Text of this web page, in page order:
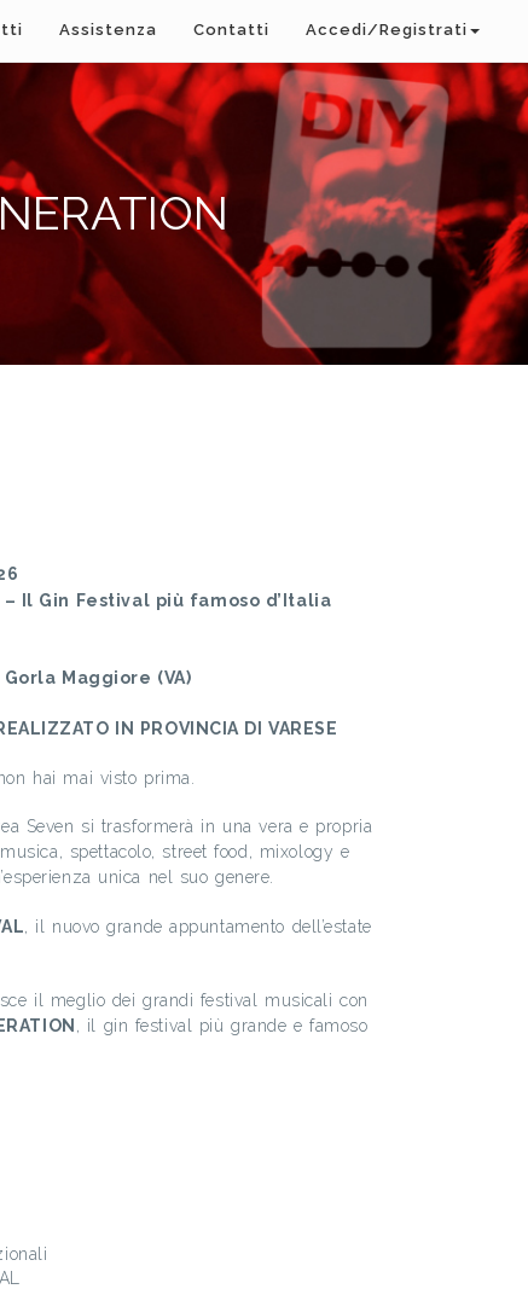
Assistenza Contatti Accedi/Registrati
– Il Gin Festival più famoso d’Italia
Maggiore (VA)
IN PROVINCIA DI VARESE
hai mai visto prima.
Seven si trasformerà in una vera e propria
musica, spettacolo, street food, mixology e
unica nel suo genere.
, il nuovo grande appuntamento dell’estate
il meglio dei grandi festival musicali con
, il gin festival più grande e famoso